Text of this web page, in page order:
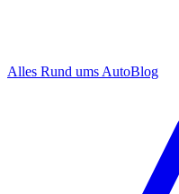
Alles Rund ums AutoBlog